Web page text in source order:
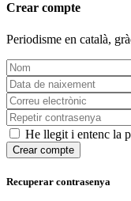
Crear compte
Periodisme en català,
He llegit i entenc la
Crear compte
Recuperar contrasenya